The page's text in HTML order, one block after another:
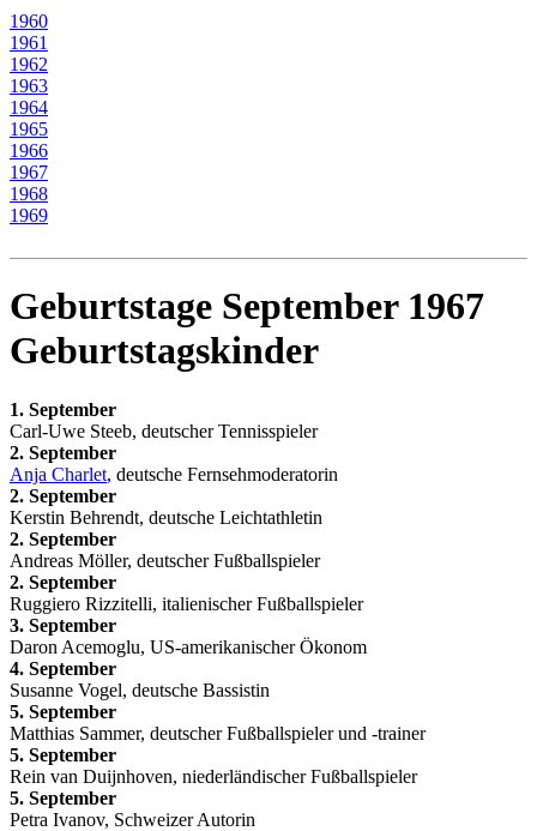
1960
1961
1962
1963
1964
1965
1966
1967
1968
1969
Geburtstage September 1967
Geburtstagskinder
1. September
Carl-Uwe Steeb, deutscher Tennisspieler
2. September
Anja Charlet, deutsche Fernsehmoderatorin
2. September
Kerstin Behrendt, deutsche Leichtathletin
2. September
Andreas Möller, deutscher Fußballspieler
2. September
Ruggiero Rizzitelli, italienischer Fußballspieler
3. September
Daron Acemoglu, US-amerikanischer Ökonom
4. September
Susanne Vogel, deutsche Bassistin
5. September
Matthias Sammer, deutscher Fußballspieler und -trainer
5. September
Rein van Duijnhoven, niederländischer Fußballspieler
5. September
Petra Ivanov, Schweizer Autorin